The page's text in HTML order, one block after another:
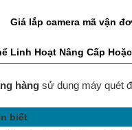
Giá lắp camera mã vận
Linh Hoạt Nâng Cấp
hàng sử dụng máy quét
biết